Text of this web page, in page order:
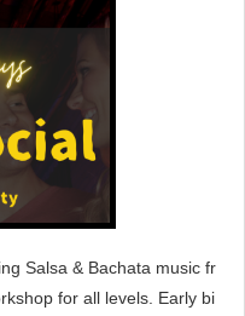
Salsa & Bachata music fr
for all levels. Early bi